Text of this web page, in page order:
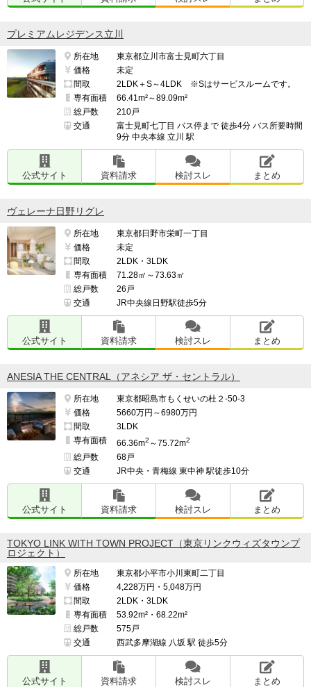
プレミアムレジデンス立川
所在地
東京都立川市富士見町六丁目
価格
未定
間取
2LDK＋S～4LDK ※Sはサービスルームです。
専有面積
66.41m²～89.09m²
総戸数
210戸
交通
富士見町七丁目 バス停まで 徒歩4分 バス所要時間
9分 中央本線 立川 駅
公式サイト 資料請求 検討スレ まとめ
ヴェレーナ日野リグレ
所在地
東京都日野市栄町一丁目
価格
未定
間取
2LDK・3LDK
専有面積
71.28㎡～73.63㎡
総戸数
26戸
交通
JR中央線日野駅徒歩5分
公式サイト 資料請求 検討スレ まとめ
ANESIA THE CENTRAL（アネシア ザ・セントラル）
所在地
東京都昭島市もくせいの杜２-50-3
価格
5660万円～6980万円
間取
3LDK
専有面積
66.36m2 ～75.72m2
総戸数
68戸
交通
JR中央・青梅線 東中神 駅徒歩10分
公式サイト 資料請求 検討スレ まとめ
TOKYO LINK WITH TOWN PROJECT（東京リンクウィズタウンプ
ロジェクト）
所在地
東京都小平市小川東町二丁目
価格
4,228万円・5,048万円
間取
2LDK・3LDK
専有面積
53.92m²・68.22m²
総戸数
575戸
交通
西武多摩湖線 八坂 駅 徒歩5分
公式サイト 資料請求 検討スレ まとめ